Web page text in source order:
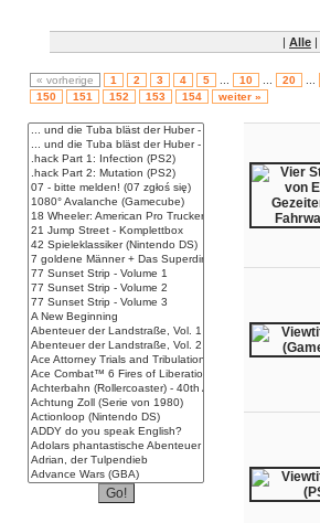
| Alle |
« vorherige 1 2 3 4 5 10 20
150
151 152 153 154 weiter »